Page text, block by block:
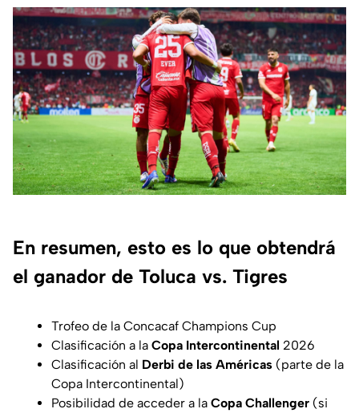
En resumen, esto es lo que obtendrá
el ganador de Toluca vs. Tigres
Trofeo de la Concacaf Champions Cup
Clasificación a la Copa Intercontinental 2026
Clasificación al Derbi de las Américas (parte de la
Copa Intercontinental)
Posibilidad de acceder a la Copa Challenger (si